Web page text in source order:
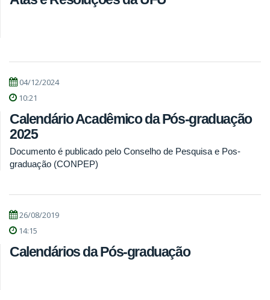
04/12/2024
10:21
Calendário Acadêmico da Pós-graduação
2025
Documento é publicado pelo Conselho de Pesquisa e Pos-
graduação (CONPEP)
26/08/2019
14:15
Calendários da Pós-graduação